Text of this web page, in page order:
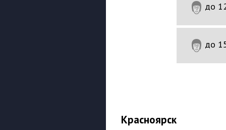
до
до
Красноярск